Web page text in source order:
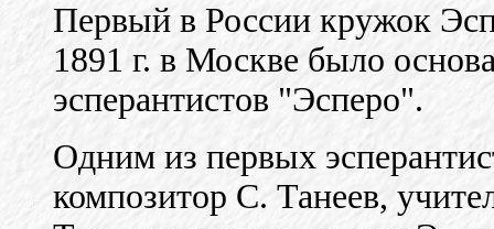
Первый в России кружок
1891 г. в Москве было
эсперантистов "Эсперо".
Одним из первых
композитор С. Танеев,